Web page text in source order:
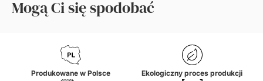
Mogą Ci się spodobać
Produkowane w Polsce Ekologiczny proces produkcji